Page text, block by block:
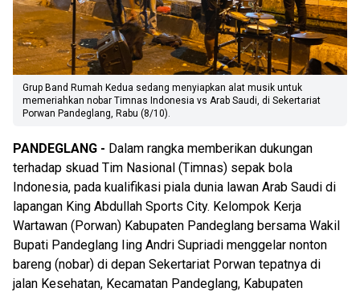
Grup Band Rumah Kedua sedang menyiapkan alat musik untuk
memeriahkan nobar Timnas Indonesia vs Arab Saudi, di Sekertariat
Porwan Pandeglang, Rabu (8/10).
PANDEGLANG - Dalam rangka memberikan dukungan
terhadap skuad Tim Nasional (Timnas) sepak bola
Indonesia, pada kualifikasi piala dunia lawan Arab Saudi di
lapangan King Abdullah Sports City. Kelompok Kerja
Wartawan (Porwan) Kabupaten Pandeglang bersama Wakil
Bupati Pandeglang Iing Andri Supriadi menggelar nonton
bareng (nobar) di depan Sekertariat Porwan tepatnya di
jalan Kesehatan, Kecamatan Pandeglang, Kabupaten